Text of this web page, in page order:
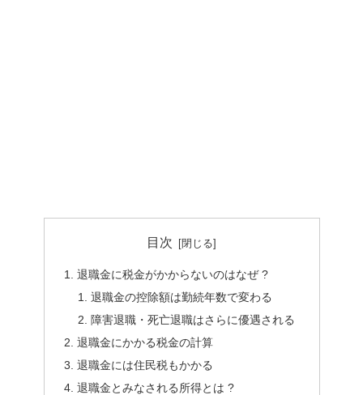
目次
退職金に税金がかからないのはなぜ ?
退職金の控除額は勤続年数で変わる
障害退職・死亡退職はさらに優遇される
退職金にかかる税金の計算
退職金には住民税もかかる
退職金とみなされる所得とは ?